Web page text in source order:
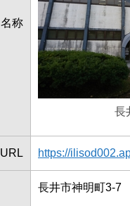
名称
長
URL https://
長井市神明町3-7